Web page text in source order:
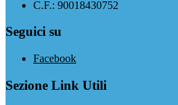
C.F.: 90018430752
Seguici su
Facebook
Sezione Link Utili